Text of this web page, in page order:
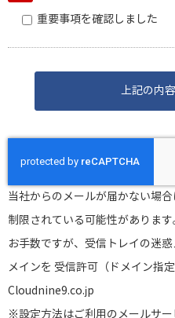
重要事項を確認しました
当社からのメールが届かない場
制限されている可能性があります
お手数ですが、受信トレイの迷
メインを 受信許可（ドメイン指
Cloudnine9.co.jp
※設定方法はご利用のメールサ